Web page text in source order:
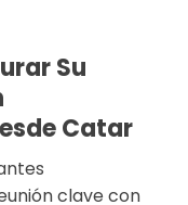
Su
Catar
clave con